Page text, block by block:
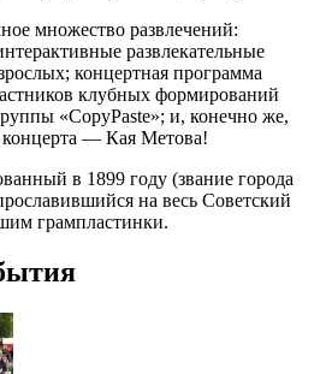
множество развлечений:
развлекательные
концертная программа
клубных формирований
«CopyPaste»; и, конечно же,
концерта — Кая Метова!
в 1899 году (звание города
на весь Советский
грампластинки.